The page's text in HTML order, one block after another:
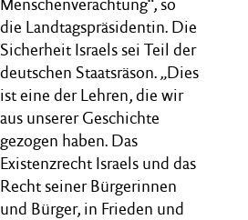
Menschenverachtung“, so
die Landtagspräsidentin. Die
Sicherheit Israels sei Teil der
deutschen Staatsräson. „Dies
ist eine der Lehren, die wir
aus unserer Geschichte
gezogen haben. Das
Existenzrecht Israels und das
Recht seiner Bürgerinnen
und Bürger, in Frieden und